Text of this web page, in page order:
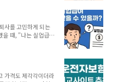
. 한 사람이 모든 비
한 사유와 주의할
우까지 꼼꼼하게 살
▶▶ 퇴직금 중간정
전에 미리 퇴직금을
자가 마음대로 신청
게 말해, 생활비가 부
사를 고민하게 되는
을 때, "나는 실업급여
. 많은 분들이 실업
정 조건을 충족하면
퇴사자의 실업급여
여 금액 계산하기
가격도 제각각이더라